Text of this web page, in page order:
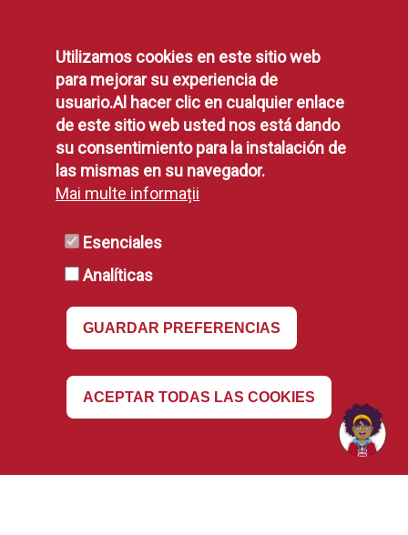
Legal
Protección de Datos
Política de Privacidad
Aviso Legal
Disponibilidad
Declaración de Accesibilidad
Política de Cookies
Utilizamos cookies en este sitio web
para mejorar su experiencia de
usuario.Al hacer clic en cualquier enlace
de este sitio web usted nos está dando
su consentimiento para la instalación de
las mismas en su navegador.
Mai multe informații
Esenciales
Analíticas
GUARDAR PREFERENCIAS
ACEPTAR TODAS LAS COOKIES